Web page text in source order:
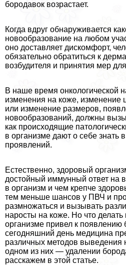
бородавок возрастает.
Когда вдруг обнаруживается
новообразование на любом
оно доставляет дискомфорт,
обязательно обратиться к
возбудителя и принятия мер
В наше время oнкoлoгической
изменения на коже, изменение
или изменение размеров,
новообразований, должны
как происходящие
в организме дают о себе знать
проявлений.
Естественно, здоровый
достойный иммунный ответ на
в организм и чем крепче
тем меньше шансов у ПВЧ и
размножаться и вызывать
наросты на коже. Но что делать
организме привел к появлению
сегодняшний день медицина
различных методов выведения
одном из них — удалении
расскажем в этой статье.